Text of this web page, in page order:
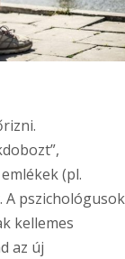
(pl.
A pszichológusok
kellemes
az új